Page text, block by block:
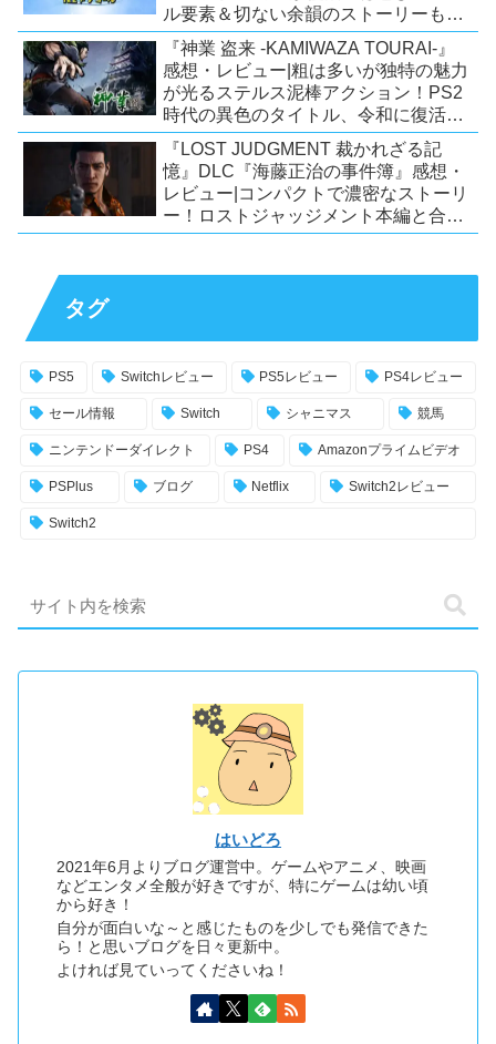
ル要素＆切ない余韻のストーリーも魅
力！【Switch/PS5/PS4/Xbox
X|S/Xone/PC】
『神業 盗来 -KAMIWAZA TOURAI-』
感想・レビュー|粗は多いが独特の魅力
が光るステルス泥棒アクション！PS2
時代の異色のタイトル、令和に復活！
【Switch/PS4/Steam】
『LOST JUDGMENT 裁かれざる記
憶』DLC『海藤正治の事件簿』感想・
レビュー|コンパクトで濃密なストーリ
ー！ロストジャッジメント本編と合わ
せておすすめの満足度の高いDLC！
タグ
PS5 Switchレビュー PS5レビュー PS4レビュー
セール情報 Switch シャニマス 競馬
ニンテンドーダイレクト PS4 Amazonプライムビデオ
PSPlus ブログ Netflix Switch2レビュー
Switch2
はいどろ
2021年6月よりブログ運営中。ゲームやアニメ、映画
などエンタメ全般が好きですが、特にゲームは幼い頃
から好き！
自分が面白いな～と感じたものを少しでも発信できた
ら！と思いブログを日々更新中。
よければ見ていってくださいね！